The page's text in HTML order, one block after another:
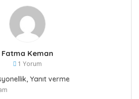
Fatma Keman
1 Yorum
Yanıt verme